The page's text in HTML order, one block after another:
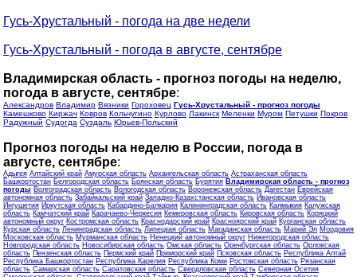
Гусь-Хрустальный - погода на две недели
Гусь-Хрустальный - погода в августе, сентябре
Владимирская область - прогноз погоды на неделю,
погода в августе, сентябре:
Александров Владимир Вязники Гороховец Гусь-Хрустальный - прогноз погоды
Камешково Киржач Ковров Кольчугино Курлово Лакинск Меленки Муром Петушки Покров
Радужный Судогда Суздаль Юрьев-Польский
Прогноз погоды на неделю в России, погода в
августе, сентябре:
Адыгея Алтайский край Амурская область Архангельская область Астраханская область
Башкортостан Белгородская область Брянская область Бурятия Владимирская область - прогноз
погоды Волгоградская область Вологодская область Воронежская область Дагестан Еврейская
автономная область Забайкальский край Западно-Казахстанская область Ивановская область
Ингушетия Иркутская область Кабардино-Балкария Калининградская область Калмыкия Калужская
область Камчатский край Карачаево-Черкесия Кемеровская область Кировская область Коряцкий
автономный округ Костромская область Краснодарский край Красноярский край Курганская область
Курская область Ленинградская область Липецкая область Магаданская область Марий Эл Мордовия
Московская область Мурманская область Ненецкий автономный округ Нижегородская область
Новгородская область Новосибирская область Омская область Оренбургская область Орловская
область Пензенская область Пермский край Приморский край Псковская область Республика Алтай
Республика Башкортостан Республика Карелия Республика Коми Ростовская область Рязанская
область Самарская область Саратовская область Свердловская область Северная Осетия